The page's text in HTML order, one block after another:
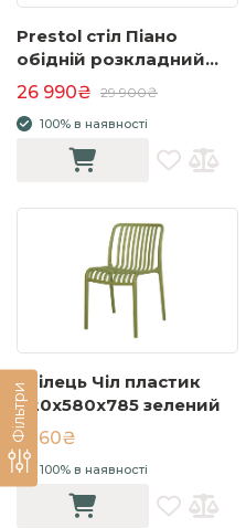
Фільтри
Prestol стіл Піано
обідній розкладний
керамічний
1400/(300+300)х900х750
білий глянець чорні
26 990₴ 29 900₴
100% в наявності
Стілець Чіл пластик
420x580x785 зелений
1 260₴
100% в наявності